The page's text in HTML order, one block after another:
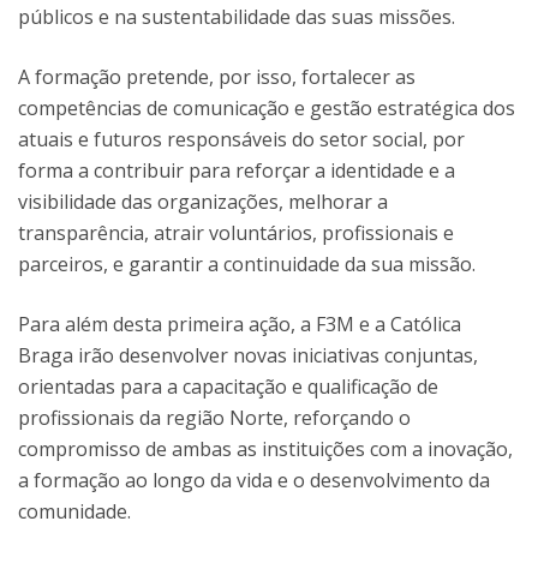
públicos e na sustentabilidade das suas missões.
A formação pretende, por isso, fortalecer as
competências de comunicação e gestão estratégica dos
atuais e futuros responsáveis do setor social, por
forma a contribuir para reforçar a identidade e a
visibilidade das organizações, melhorar a
transparência, atrair voluntários, profissionais e
parceiros, e garantir a continuidade da sua missão.
Para além desta primeira ação, a F3M e a Católica
Braga irão desenvolver novas iniciativas conjuntas,
orientadas para a capacitação e qualificação de
profissionais da região Norte, reforçando o
compromisso de ambas as instituições com a inovação,
a formação ao longo da vida e o desenvolvimento da
comunidade.